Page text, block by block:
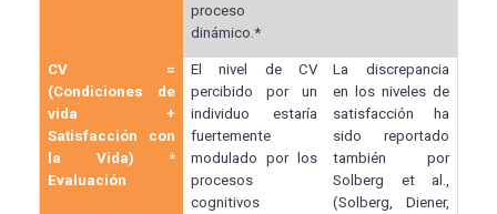
proceso
dinámico.*
CV =
(Condiciones de
vida +
Satisfacción con
la Vida) *
Evaluación
El nivel de CV
percibido por un
individuo estaría
fuertemente
modulado por los
procesos
cognitivos
La discrepancia
en los niveles de
satisfacción ha
sido reportado
también por
Solberg et al.,
(Solberg, Diener,